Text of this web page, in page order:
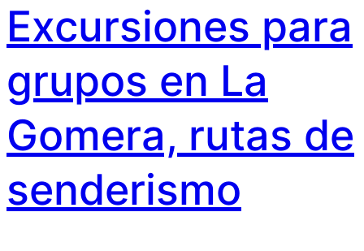
Excursiones para
grupos en La
Gomera, rutas de
senderismo